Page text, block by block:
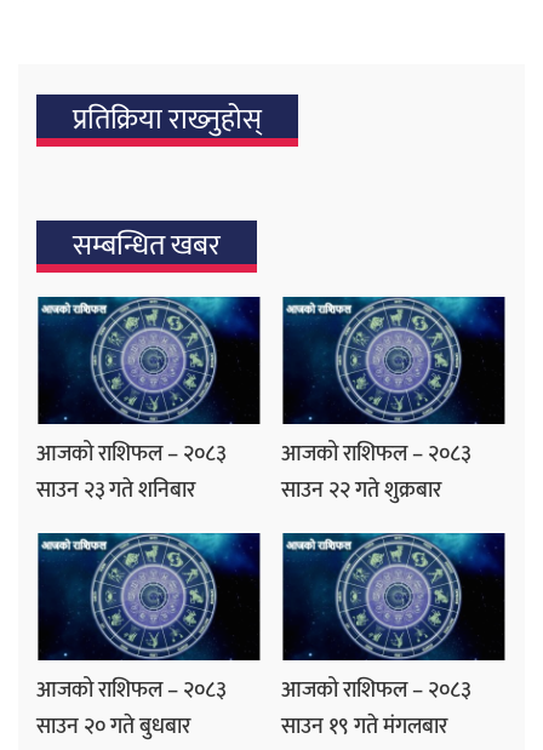
प्रतिक्रिया राख्‍नुहोस्
सम्बन्धित खबर
आजको राशिफल – २०८३
साउन २३ गते शनिबार
आजको राशिफल – २०८३
साउन २२ गते शुक्रबार
आजको राशिफल – २०८३
साउन २० गते बुधबार
आजको राशिफल – २०८३
साउन १९ गते मंगलबार